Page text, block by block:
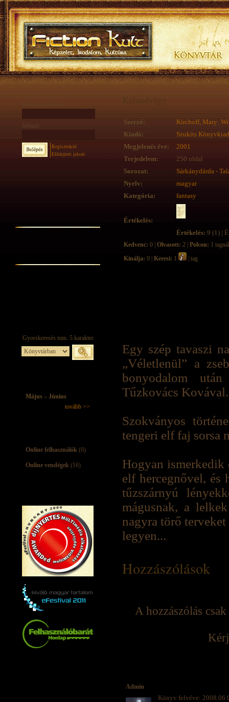
Jelszó:
Regisztráció
Elfelejtett jelszó
Május – Június
tovább >>
Online felhasználók (0)
Online vendégek (16)
Kalandvágy
Szerző: Kirchoff, Mary;
Kiadó:
Szukits
Megjelenés éve:
2001
Terjedelem:
250 oldal
Sorozat:
Sárkánydárda -
Nyelv:
magyar
Kategória:
fantasy
Értékelés:
Értékelés: 9 (1) |
Kedvenc: 0 | Olvasott: 2 | Polcon: 1 tagnál
Kínálja: 0 | Keresi: 1 | tag
Egy szép tavaszi
„Véletlenül” a
bonyodalom
Tűzkovács Kovával.
Szokványos
tengeri elf faj sorsa
Hogyan ismerkedik
elf hercegnővel, és
tűzszárnyú
mágusnak, a
nagyra törő
legyen...
Hozzászólások
A hozzászólás
Admin
Könyv felvéve: